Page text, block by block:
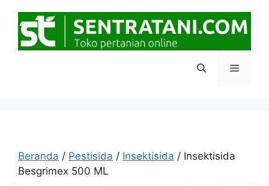
Menu
Beranda / Pestisida / Insektisida / Insektisida
Besgrimex 500 ML